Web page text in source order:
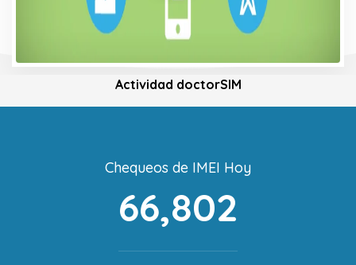
Actividad doctorSIM
Chequeos de IMEI Hoy
66,802